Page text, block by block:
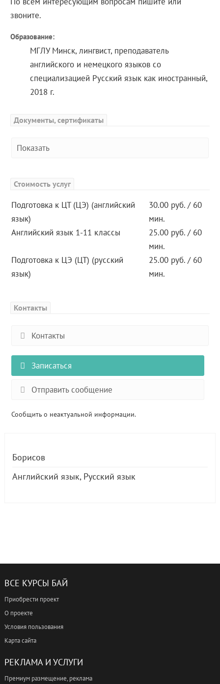
звоните.
Образование:
МГЛУ Минск, лингвист, преподаватель
английского и немецкого языков со
специализацией Русский язык как иностранный,
2018 г.
Документы, сертификаты
Показать
Стоимость услуг
Подготовка к ЦТ (ЦЭ) (английский
язык)
30.00 руб. / 60
мин.
Английский язык 1-11 классы
25.00 руб. / 60
мин.
Подготовка к ЦЭ (ЦТ) (русский
язык)
25.00 руб. / 60
мин.
Контакты
Контакты
Записаться
Отправить сообщение
Сообщить о неактуальной информации.
Борисов
Английский язык, Русский язык
ВСЕ КУРСЫ БАЙ
Приобрести проект
О проекте
Условия пользования
Карта сайта
РЕКЛАМА И УСЛУГИ
Премиум размещение, реклама